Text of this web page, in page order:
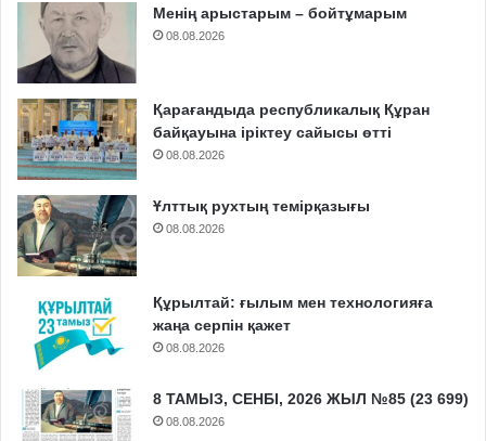
Менің арыстарым – бойтұмарым
08.08.2026
Қарағандыда республикалық Құран
байқауына іріктеу сайысы өтті
08.08.2026
Ұлттық рухтың темірқазығы
08.08.2026
Құрылтай: ғылым мен технологияға
жаңа серпін қажет
08.08.2026
8 ТАМЫЗ, СЕНБІ, 2026 ЖЫЛ №85 (23 699)
08.08.2026